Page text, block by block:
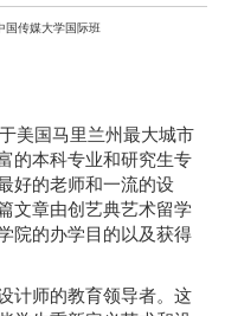
国传媒大学国际班
美国马里兰州最大城市
的本科专业和研究生专
好的老师和一流的设
文章由创艺典艺术留学
院的办学目的以及获得
计师的教育领导者。这